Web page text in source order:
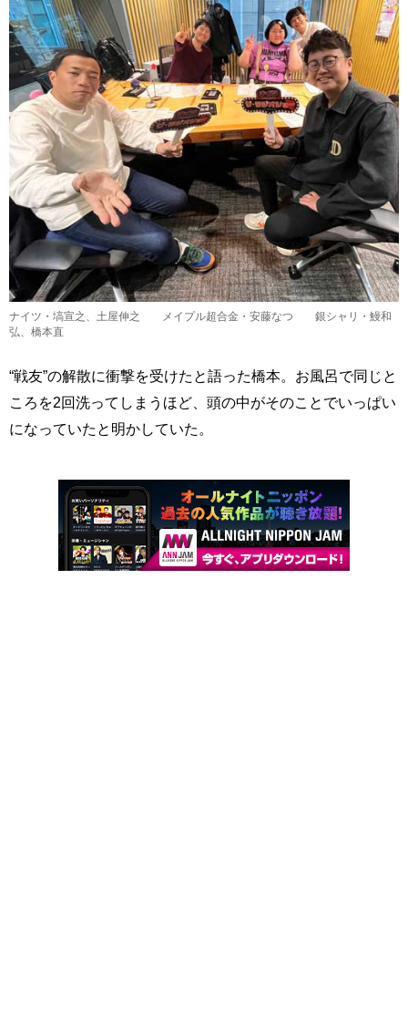
ナイツ・塙宣之、土屋伸之 メイプル超合金・安藤なつ 銀シャリ・鰻和
弘、橋本直
“戦友”の解散に衝撃を受けたと語った橋本。お風呂で同じと
ころを2回洗ってしまうほど、頭の中がそのことでいっぱい
になっていたと明かしていた。